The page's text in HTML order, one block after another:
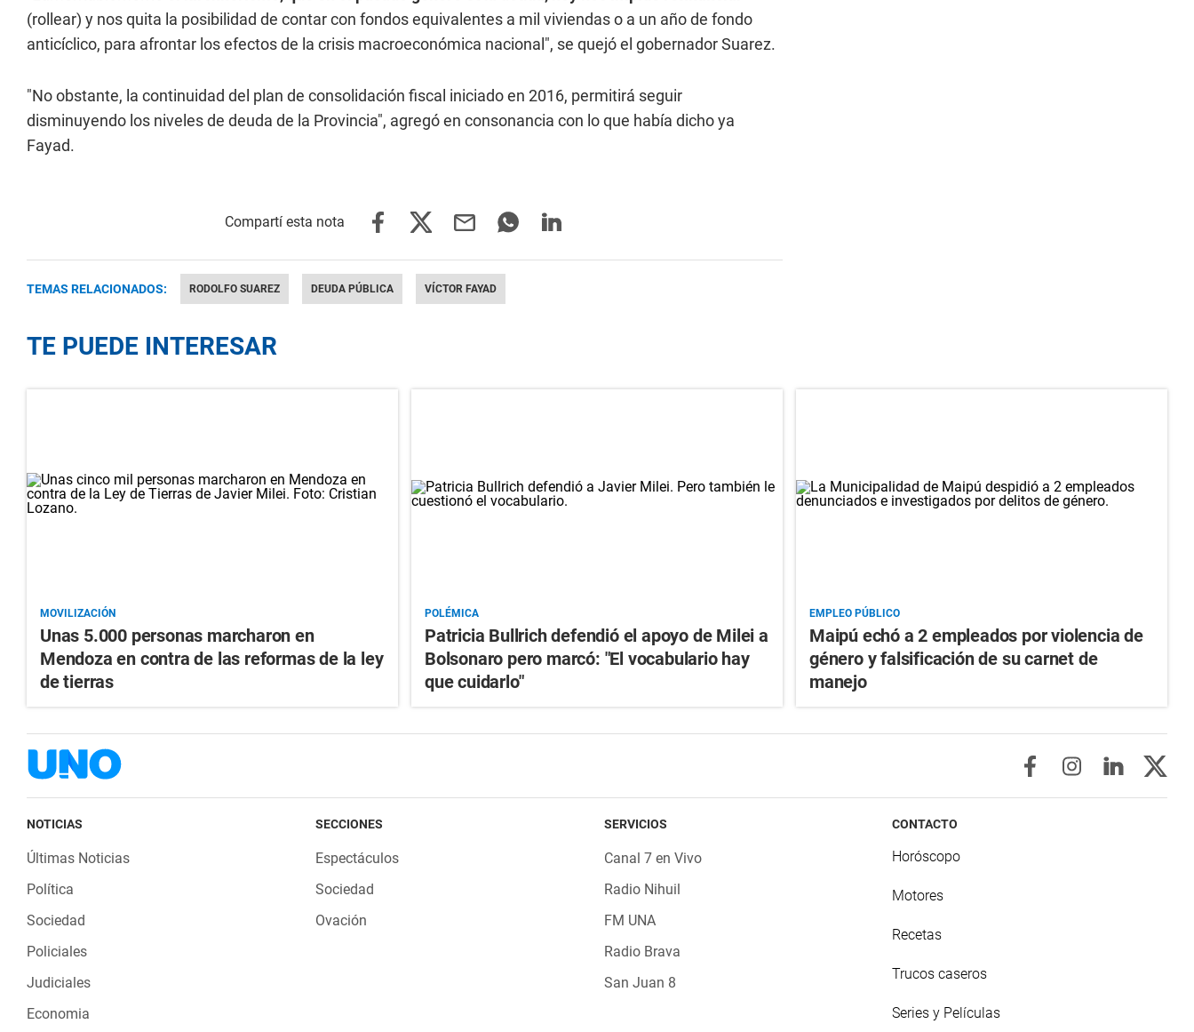
(rollear) y nos quita la posibilidad de contar con fondos equivalentes a mil viviendas o a un año de fondo
anticíclico, para afrontar los efectos de la crisis macroeconómica nacional", se quejó el gobernador Suarez.
"No obstante, la continuidad del plan de consolidación fiscal iniciado en 2016, permitirá seguir
disminuyendo los niveles de deuda de la Provincia", agregó en consonancia con lo que había dicho ya
Fayad.
TEMAS RELACIONADOS: RODOLFO SUAREZ DEUDA PÚBLICA VÍCTOR FAYAD
TE PUEDE INTERESAR
MOVILIZACIÓN
Unas 5.000 personas marcharon en
Mendoza en contra de las reformas de la ley
de tierras
POLÉMICA
Patricia Bullrich defendió el apoyo de Milei a
Bolsonaro pero marcó: "El vocabulario hay
que cuidarlo"
EMPLEO PÚBLICO
Maipú echó a 2 empleados por violencia de
género y falsificación de su carnet de
manejo
NOTICIAS
Últimas Noticias
Política
Sociedad
Policiales
Judiciales
Economia
SECCIONES
Espectáculos
Sociedad
Ovación
SERVICIOS
Canal 7 en Vivo
Radio Nihuil
FM UNA
Radio Brava
San Juan 8
CONTACTO
Horóscopo
Motores
Recetas
Trucos caseros
Series y Películas